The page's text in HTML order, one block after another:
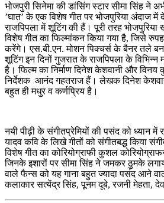
भोजपुरी सिनेमा की डांसिंग स्टार सीमा सिंह ने
’घात’ के एक विशेष गीत पर भोजपुरिया अंदाज में
राजपिपला में शूटिंग की हैं। पूरी तरह
विशेष गीत का फिल्मांकन किया गया है, जिसे
करेंगे। एस.बी.एन. मोशन पिक्चर्स के बैनर तले बन
शूटिंग इन दिनों गुजरात के राजपिपला के विभिन्न
है। फिल्म का निर्माण दिनेश केशवानी और
निर्देशक आनंद गहतराज हैं। लेखक दिनेश
बहुत ही मधुर व कर्णप्रिय है।
नयी पीढ़ी के संगीतप्रेमियों की पसंद को ध्यान में
यादव कवि के लिखे गीतों को संगीतबद्ध किया
विशेष गीत का कोरियोग्राफी कुशल
जिनके इशारों पर सीमा सिंह ने जमकर ठुमके
वाले फैन्स को यह गाना बहुत ज्यादा पसंद आने
कलाकार सत्येंद्र सिंह, पूनम दूबे, रजनी मेहता,